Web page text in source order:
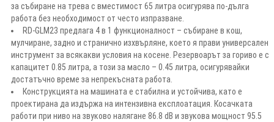
за събиране на трева с вместимост 65 литра осигурява по-дълга
работа без необходимост от често изпразване.
RD-GLM23 предлага 4 в 1 функционалност – събиране в кош,
мулчиране, задно и странично изхвърляне, което я прави универсален
инструмент за всякакви условия на косене. Резервоарът за гориво е с
капацитет 0.85 литра, а този за масло – 0.45 литра, осигурявайки
достатъчно време за непрекъсната работа.
Конструкцията на машината е стабилна и устойчива, като е
проектирана да издържа на интензивна експлоатация. Косачката
работи при ниво на звуково налягане 86.8 dB и звукова мощност 95.5